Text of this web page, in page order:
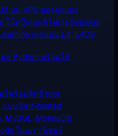
บน VPS ของคุณเอง
โน้ตบุ๊กบนเซิร์ฟเวอร์ของคุณ
เทรนบน L4, L40S,
ล Python พร้อมใช้
ร์พร้อมสิทธิ์ root
แบบ Self-hosted
MySQL, MongoDB
ในเบราว์เซอร์